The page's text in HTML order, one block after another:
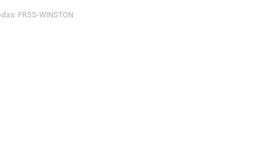
FRSS-WINSTON